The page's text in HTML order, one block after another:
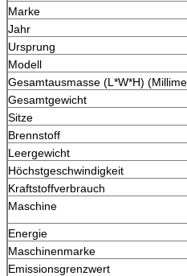
Marke
Jahr
Ursprung
Modell
Gesamtausmasse (L*W*H)
Gesamtgewicht
Sitze
Brennstoff
Leergewicht
Höchstgeschwindigkeit
Kraftstoffverbrauch
Maschine
Energie
Maschinenmarke
Emissionsgrenzwert